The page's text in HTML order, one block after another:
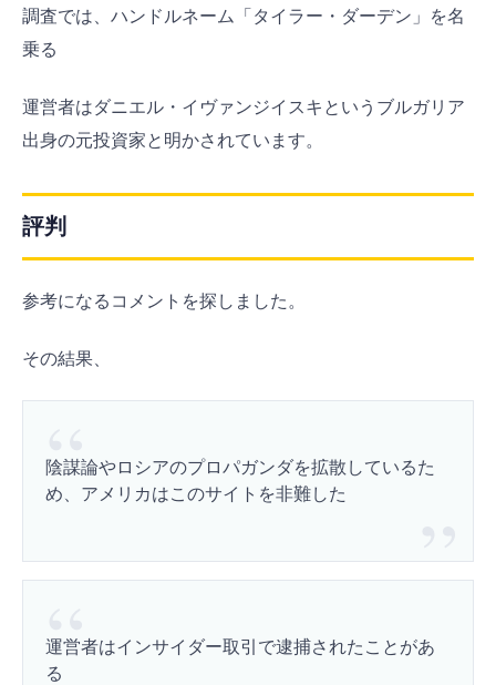
調査では、ハンドルネーム「タイラー・ダーデン」を名
乗る
運営者はダニエル・イヴァンジイスキというブルガリア
出身の元投資家と明かされています。
評判
参考になるコメントを探しました。
その結果、
陰謀論やロシアのプロパガンダを拡散しているた
め、アメリカはこのサイトを非難した
運営者はインサイダー取引で逮捕されたことがあ
る